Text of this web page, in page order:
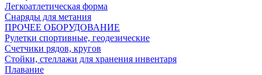
Легкоатлетическая форма
Снаряды для метания
ПРОЧЕЕ ОБОРУДОВАНИЕ
Рулетки спортивные, геодезические
Счетчики рядов, кругов
Стойки, стеллажи для хранения инвентаря
Плавание